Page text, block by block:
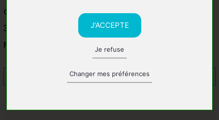
J'ACCEPTE
Je refuse
Changer mes préférences
Gymnase de Coublevie
38500 Coublevie
France